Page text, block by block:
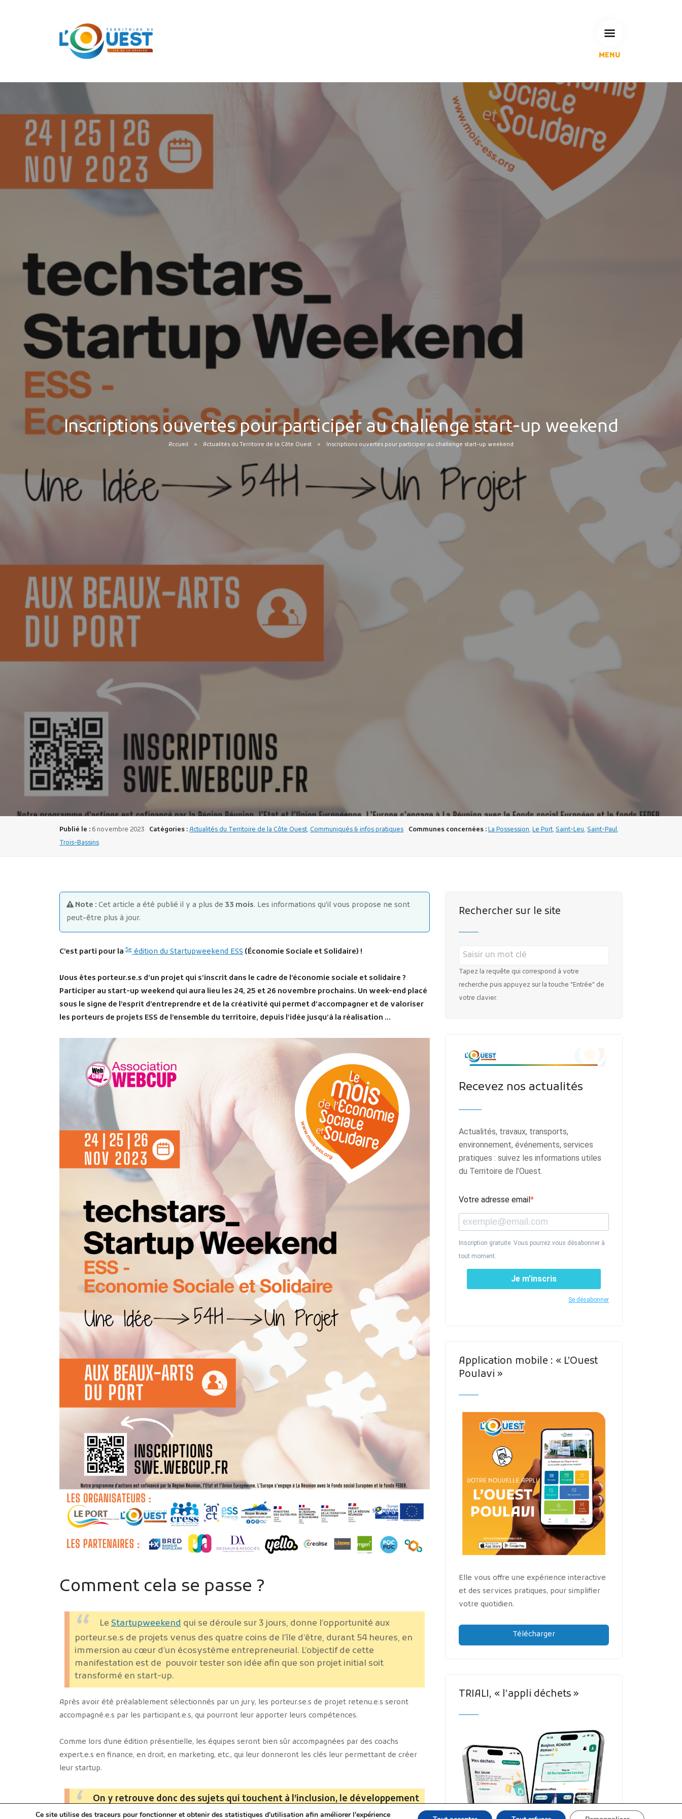
MENU
Espace Habitant
Espace Pro
Espace Pédagogique
RECHERCHE
CALENDRIERS DE COLLECTE
Publicité des actes
Marchés publics
Inscriptions ouvertes pour participer au challenge start-up weekend
Accueil Actualités du Territoire de la Côte Ouest Inscriptions ouvertes pour participer au challenge start-up weekend
Publié le : 6 novembre 2023 Catégories :Actualités du Territoire de la Côte Ouest, Communiqués & infos pratiques Communes concernées :La Possession, Le Port, Saint-Leu, Saint-Paul,
Trois-Bassins
Note : Cet article a été publié il y a plus de 33 mois. Les informations qu'il vous propose ne sont
peut-être plus à jour.
C’est parti pour la 5eédition du Startupweekend ESS (Économie Sociale et Solidaire) !
Vous êtes porteur.se.s d’un projet qui s’inscrit dans le cadre de l’économie sociale et solidaire ?
Participer au start-up weekend qui aura lieu les 24, 25 et 26 novembre prochains. Un week-end placé
sous le signe de l’esprit d’entreprendre et de la créativité qui permet d’accompagner et de valoriser
les porteurs de projets ESS de l’ensemble du territoire, depuis l’idée jusqu’à la réalisation …
Comment cela se passe ?
LeStartupweekendqui se déroule sur 3 jours, donne l’opportunité aux
porteur.se.s de projets venus des quatre coins de l’île d’être, durant 54 heures, en
immersion au cœur d’un écosystème entrepreneurial. L’objectif de cette
manifestation est de pouvoir tester son idée afin que son projet initial soit
transformé en start-up.
Après avoir été préalablement sélectionnés par un jury, les porteur.se.s de projet retenu.e.s seront
accompagné.e.s par les participant.e.s, qui pourront leur apporter leurs compétences.
Comme lors d’une édition présentielle, les équipes seront bien sûr accompagnées par des coachs
expert.e.s en finance, en droit, en marketing, etc., qui leur donneront les clés leur permettant de créer
leur startup.
On y retrouve donc des sujets qui touchent à l’inclusion, le développement
durable, la solidarité, l’éducation ou encore à l’économie circulaire. Vous avez
Rechercher sur le site
Tapez la requête qui correspond à votre
recherche puis appuyez sur la touche "Entrée" de
votre clavier.
Recevez nos actualités
Actualités, travaux, transports,
environnement, événements, services
pratiques : suivez les informations utiles
du Territoire de l’Ouest.
Votre adresse email
Inscription gratuite. Vous pourrez vous désabonner à
tout moment.
Je m’inscris
Se désabonner
Application mobile : « L’Ouest
Poulavi »
Elle vous offre une expérience interactive
et des services pratiques, pour simplifier
votre quotidien.
Télécharger
TRIALI, « l’appli déchets »
Ce site utilise des traceurs pour fonctionner et obtenir des statistiques d'utilisation afin améliorer l'expérience